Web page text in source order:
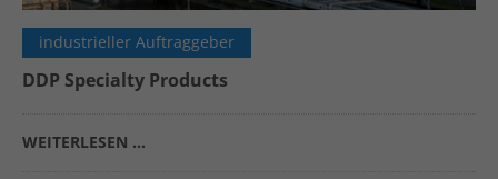
industrieller Auftraggeber
DDP Specialty Products
WEITERLESEN …